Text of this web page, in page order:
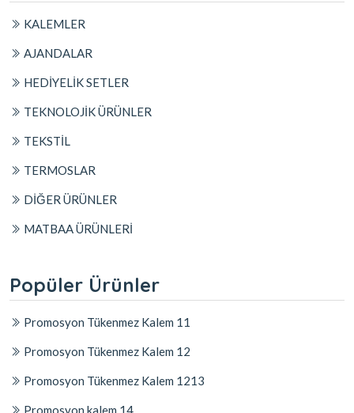
KALEMLER
AJANDALAR
HEDİYELİK SETLER
TEKNOLOJİK ÜRÜNLER
TEKSTİL
TERMOSLAR
DİĞER ÜRÜNLER
MATBAA ÜRÜNLERİ
Popüler Ürünler
Promosyon Tükenmez Kalem 11
Promosyon Tükenmez Kalem 12
Promosyon Tükenmez Kalem 1213